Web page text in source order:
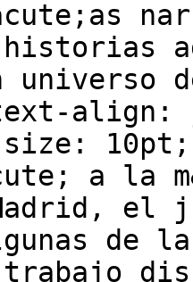
historias
universo
align:
a la
el
de